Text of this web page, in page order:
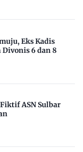
Eks Kadis
Divonis 6 dan 8
ASN Sulbar